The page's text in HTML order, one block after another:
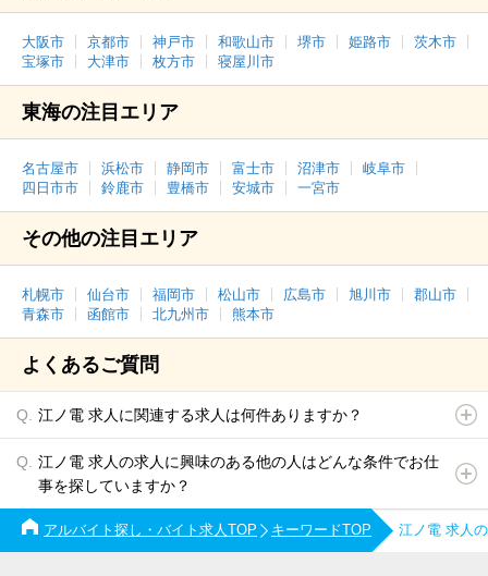
大阪市 京都市 神戸市 和歌山市 堺市 姫路市
茨木市
宝塚市
大津市 枚方市 寝屋川市
東海の注目エリア
名古屋市 浜松市 静岡市 富士市 沼津市
岐阜市
四日市市
鈴鹿市 豊橋市 安城市 一宮市
その他の注目エリア
札幌市 仙台市 福岡市 松山市 広島市 旭川市
郡山市
青森市
函館市 北九州市 熊本市
よくあるご質問
江ノ電 求人に関連する求人は何件ありますか？
江ノ電 求人の求人に興味のある他の人はどんな条件でお仕
事を探していますか？
アルバイト探し・バイト求人TOP キーワードTOP 江ノ電 求人